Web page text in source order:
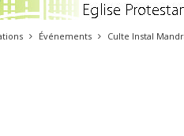
Événements Culte Instal